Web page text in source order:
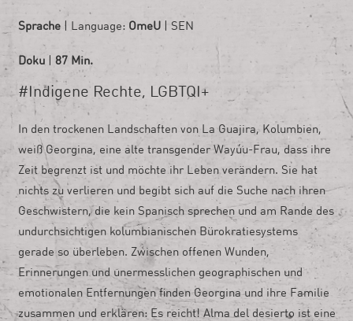
Sprache| Language: OmeU| SEN
Doku| 87 Min.
#Indigene Rechte, LGBTQI+
In den trockenen Landschaften von La Guajira, Kolumbien,
weiß Georgina, eine alte transgender Wayúu-Frau, dass ihre
Zeit begrenzt ist und möchte ihr Leben verändern. Sie hat
nichts zu verlieren und begibt sich auf die Suche nach ihren
Geschwistern, die kein Spanisch sprechen und am Rande des
undurchsichtigen kolumbianischen Bürokratiesystems
gerade so überleben. Zwischen offenen Wunden,
Erinnerungen und unermesslichen geographischen und
emotionalen Entfernungen finden Georgina und ihre Familie
zusammen und erklären: Es reicht! Alma del desierto ist eine